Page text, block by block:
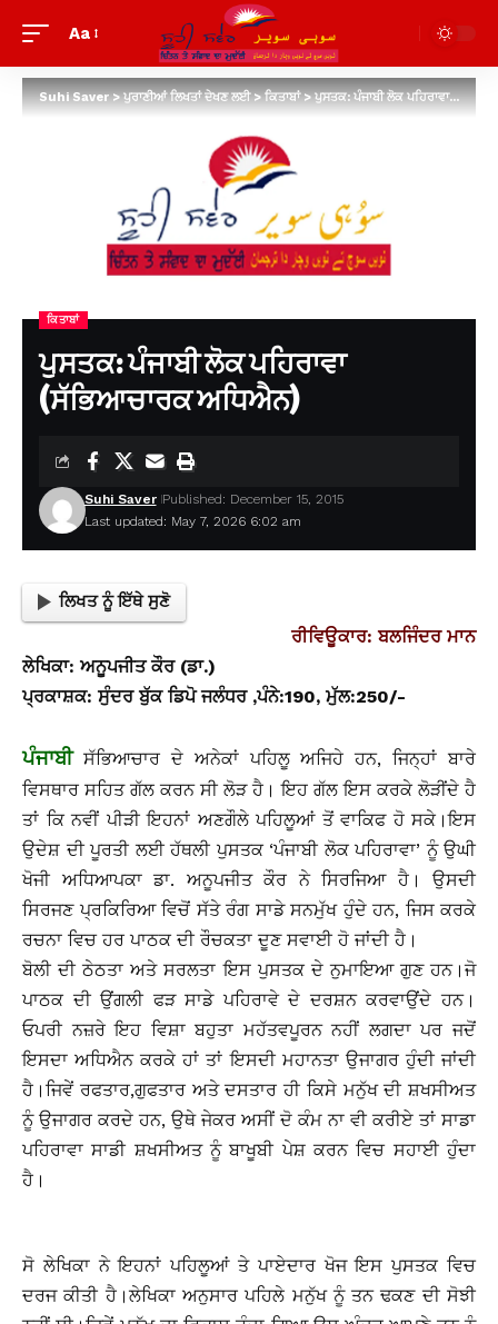
Aa
Suhi Saver>ਪੁਰਾਣੀਆਂ ਲਿਖਤਾਂ ਦੇਖਣ ਲਈ>ਕਿਤਾਬਾਂ>ਪੁਸਤਕ: ਪੰਜਾਬੀ ਲੋਕ ਪਹਿਰਾਵਾ (ਸੱਭਿਆਚਾਰਕ ਅਧਿਐਨ)
ਕਿਤਾਬਾਂ
ਪੁਸਤਕ: ਪੰਜਾਬੀ ਲੋਕ ਪਹਿਰਾਵਾ
(ਸੱਭਿਆਚਾਰਕ ਅਧਿਐਨ)
Last updated: May 7, 2026 6:02 am
Suhi Saver Published: December 15, 2015
ਲਿਖਤ ਨੂੰ ਇੱਥੇ ਸੁਣੋ
ਰੀਵਿਊਕਾਰ: ਬਲਜਿੰਦਰ ਮਾਨ
ਲੇਖਿਕਾ: ਅਨੂਪਜੀਤ ਕੌਰ (ਡਾ.)
ਪ੍ਰਕਾਸ਼ਕ: ਸੁੰਦਰ ਬੁੱਕ ਡਿਪੋ ਜਲੰਧਰ ,ਪੰਨੇ:190, ਮੁੱਲ:250/-
ਪੰਜਾਬੀਸੱਭਿਆਚਾਰ ਦੇ ਅਨੇਕਾਂ ਪਹਿਲੂ ਅਜਿਹੇ ਹਨ, ਜਿਨ੍ਹਾਂ ਬਾਰੇ
ਵਿਸਥਾਰ ਸਹਿਤ ਗੱਲ ਕਰਨ ਸੀ ਲੋੜ ਹੈ। ਇਹ ਗੱਲ ਇਸ ਕਰਕੇ ਲੋੜੀਂਦੇ ਹੈ
ਤਾਂ ਕਿ ਨਵੀਂ ਪੀੜੀ ਇਹਨਾਂ ਅਣਗੌਲੇ ਪਹਿਲੂਆਂ ਤੋਂ ਵਾਕਿਫ ਹੋ ਸਕੇ।ਇਸ
ਉਦੇਸ਼ ਦੀ ਪੂਰਤੀ ਲਈ ਹੱਥਲੀ ਪੁਸਤਕ ‘ਪੰਜਾਬੀ ਲੋਕ ਪਹਿਰਾਵਾ’ ਨੂੰ ਉਘੀ
ਖੋਜੀ ਅਧਿਆਪਕਾ ਡਾ. ਅਨੂਪਜੀਤ ਕੌਰ ਨੇ ਸਿਰਜਿਆ ਹੈ। ਉਸਦੀ
ਸਿਰਜਣ ਪ੍ਰਕਿਰਿਆ ਵਿਚੋਂ ਸੱਤੇ ਰੰਗ ਸਾਡੇ ਸਨਮੁੱਖ ਹੁੰਦੇ ਹਨ, ਜਿਸ ਕਰਕੇ
ਰਚਨਾ ਵਿਚ ਹਰ ਪਾਠਕ ਦੀ ਰੌਚਕਤਾ ਦੂਣ ਸਵਾਈ ਹੋ ਜਾਂਦੀ ਹੈ।
ਬੋਲੀ ਦੀ ਠੇਠਤਾ ਅਤੇ ਸਰਲਤਾ ਇਸ ਪੁਸਤਕ ਦੇ ਨੁਮਾਇਆ ਗੁਣ ਹਨ।ਜੋ
ਪਾਠਕ ਦੀ ਉਂਗਲੀ ਫੜ ਸਾਡੇ ਪਹਿਰਾਵੇ ਦੇ ਦਰਸ਼ਨ ਕਰਵਾਉਂਦੇ ਹਨ।
ਓਪਰੀ ਨਜ਼ਰੇ ਇਹ ਵਿਸ਼ਾ ਬਹੁਤਾ ਮਹੱਤਵਪੂਰਨ ਨਹੀਂ ਲਗਦਾ ਪਰ ਜਦੋਂ
ਇਸਦਾ ਅਧਿਐਨ ਕਰਕੇ ਹਾਂ ਤਾਂ ਇਸਦੀ ਮਹਾਨਤਾ ਉਜਾਗਰ ਹੁੰਦੀ ਜਾਂਦੀ
ਹੈ।ਜਿਵੇਂ ਰਫਤਾਰ,ਗੁਫਤਾਰ ਅਤੇ ਦਸਤਾਰ ਹੀ ਕਿਸੇ ਮਨੁੱਖ ਦੀ ਸ਼ਖਸੀਅਤ
ਨੂੰ ਉਜਾਗਰ ਕਰਦੇ ਹਨ, ਉਥੇ ਜੇਕਰ ਅਸੀਂ ਦੋ ਕੰਮ ਨਾ ਵੀ ਕਰੀਏ ਤਾਂ ਸਾਡਾ
ਪਹਿਰਾਵਾ ਸਾਡੀ ਸ਼ਖਸੀਅਤ ਨੂੰ ਬਾਖੂਬੀ ਪੇਸ਼ ਕਰਨ ਵਿਚ ਸਹਾਈ ਹੁੰਦਾ
ਹੈ।
ਸੋ ਲੇਖਿਕਾ ਨੇ ਇਹਨਾਂ ਪਹਿਲੂਆਂ ਤੇ ਪਾਏਦਾਰ ਖੋਜ ਇਸ ਪੁਸਤਕ ਵਿਚ
ਦਰਜ ਕੀਤੀ ਹੈ।ਲੇਖਿਕਾ ਅਨੁਸਾਰ ਪਹਿਲੇ ਮਨੁੱਖ ਨੂੰ ਤਨ ਢਕਣ ਦੀ ਸੋਝੀ